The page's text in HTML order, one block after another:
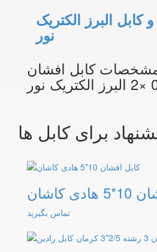
البرز الکتریک
نور
کابل افشان
برای کابل ها
کاشان
تماس بگیرید